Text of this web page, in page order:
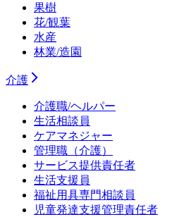
果樹
花/観葉
水産
林業/造園
介護
介護職/ヘルパー
生活相談員
ケアマネジャー
管理職（介護）
サービス提供責任者
生活支援員
福祉用具専門相談員
児童発達支援管理責任者